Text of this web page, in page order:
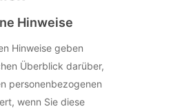
Hinweise
Hinweise geben
Überblick darüber,
personenbezogenen
wenn Sie diese